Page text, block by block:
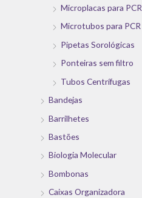
Microplacas para PCR
Microtubos para PCR
Pipetas Sorológicas
Ponteiras sem filtro
Tubos Centrífugas
Bandejas
Barrilhetes
Bastões
Biologia Molecular
Bombonas
Caixas Organizadora